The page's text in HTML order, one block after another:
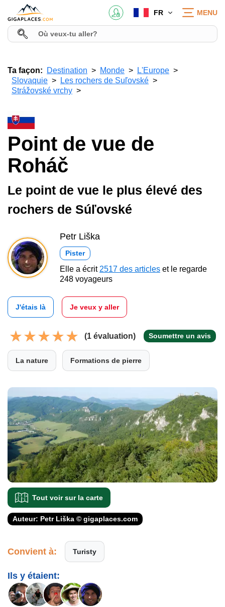
FR MENU
Ta façon: Destination Monde
L'Europe
Slovaquie
Les rochers de Suľovské
Strážovské vrchy
Point de vue de
Roháč
Le point de vue le plus élevé des
rochers de Súľovské
Petr Liška
Pister
Elle a écrit 2517 des articles et le regarde
248 voyageurs
J'étais là Je veux y aller
(1 évaluation) Soumettre un avis
La nature Formations de pierre
Tout voir sur la carte
Auteur: Petr Liška © gigaplaces.com
Convient à: Turisty
Ils y étaient: